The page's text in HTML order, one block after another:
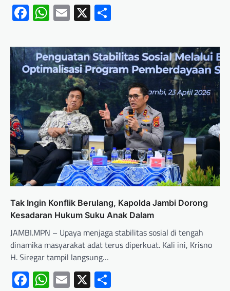
Facebook
WhatsApp
Email
X
Tak Ingin Konflik Berulang, Kapolda Jambi Dorong
Kesadaran Hukum Suku Anak Dalam
JAMBI.MPN – Upaya menjaga stabilitas sosial di tengah
dinamika masyarakat adat terus diperkuat. Kali ini, Krisno
H. Siregar tampil langsung…
Facebook
WhatsApp
Email
X